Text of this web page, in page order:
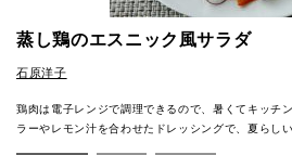
蒸し鶏のエスニック風サラダ
石原洋子
鶏肉は電子レンジで調理できるので、暑くてキッチ
ラーやレモン汁を合わせたドレッシングで、夏らし